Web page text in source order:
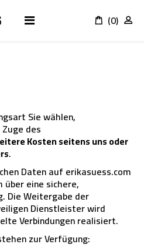
(0)
Sie wählen,
des
Kosten seitens uns oder
.
Daten auf erikasuess.com
eine sichere,
Die Weitergabe der
Dienstleister wird
Verbindungen realisiert.
zur Verfügung: